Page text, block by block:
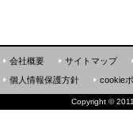
会社概要 サイトマップ
個人情報保護方針
cookie
Copyright ©